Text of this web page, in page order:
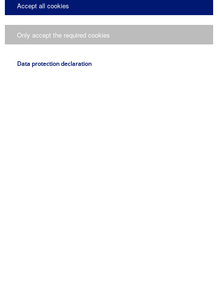
Accept all cookies
Only accept the required cookies
Data protection declaration